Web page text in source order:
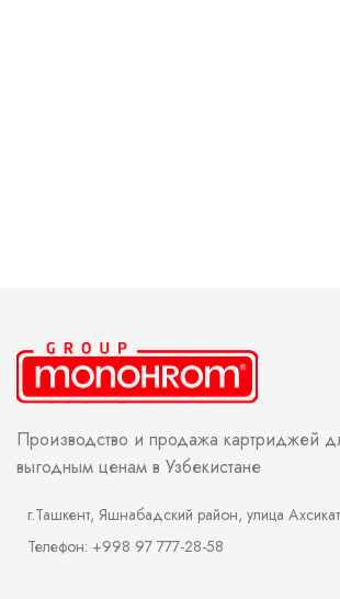
Производство и продажа картриджей
выгодным ценам в Узбекистане
г.Ташкент, Яшнабадский район, улица
Телефон: +998 97 777-28-58